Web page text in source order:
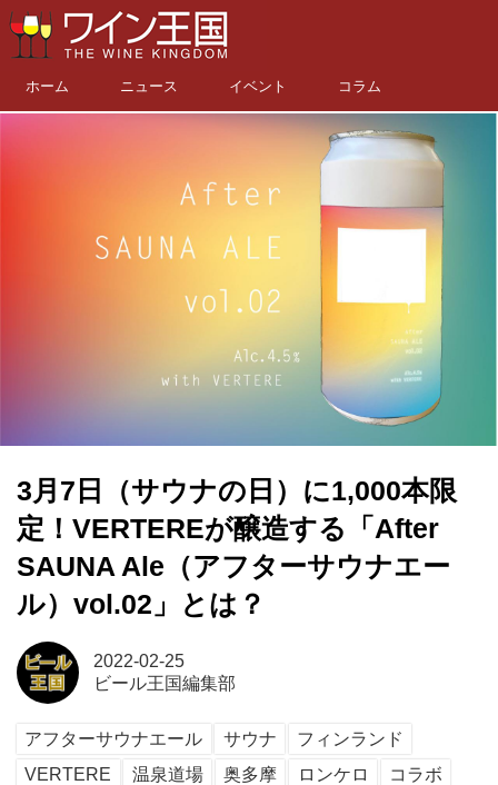
ホーム ニュース イベント コラム
3月7日（サウナの日）に1,000本限
定！VERTEREが醸造する「After
SAUNA Ale（アフターサウナエー
ル）vol.02」とは？
2022-02-25
ビール王国編集部
アフターサウナエール サウナ
フィンランド
VERTERE
温泉道場 奥多摩 ロンケロ
コラボ